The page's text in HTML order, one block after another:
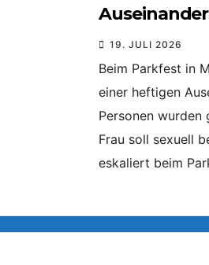
Parkfest
19. JULI 2026
Beim Parkfest in
einer heftigen
Personen wurden
Frau soll sexuell
eskaliert beim